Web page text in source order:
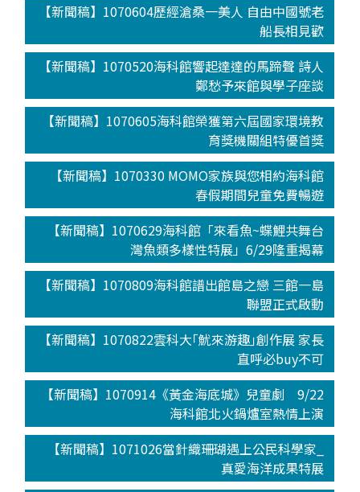
【新聞稿】1070604歷經滄桑一美人 自由中國號老
船長相見歡
【新聞稿】1070520海科館響起達達的馬蹄聲 詩人
鄭愁予來館與學子座談
【新聞稿】1070605海科館榮獲第六屆國家環境教
育獎機關組特優首獎
【新聞稿】1070330 MOMO家族與您相約海科館
春假期間兒童免費暢遊
【新聞稿】1070629海科館「來看魚~蝶鯉共舞台
灣魚類多樣性特展」6/29隆重揭幕
【新聞稿】1070809海科館譜出館島之戀 三館一島
聯盟正式啟動
【新聞稿】1070822雲科大｢魷來游趣｣創作展 家長
直呼必buy不可
【新聞稿】1070914《黃金海底城》兒童劇 9/22
海科館北火鍋爐室熱情上演
【新聞稿】1071026當針織珊瑚遇上公民科學家_
真愛海洋成果特展